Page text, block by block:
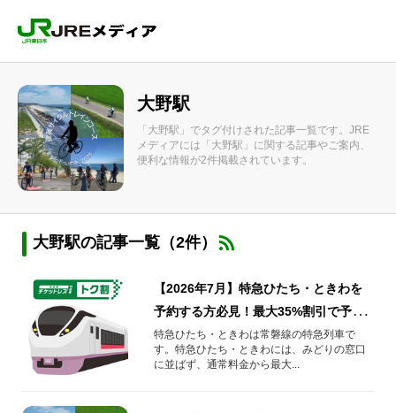
大野駅
「大野駅」でタグ付けされた記事一覧です。JRE
メディアには「大野駅」に関する記事やご案内、
便利な情報が2件掲載されています。
大野駅の記事一覧（2件）
【2026年7月】特急ひたち・ときわを
予約する方必見！最大35%割引で予約
する方法や知っておきたい情報を解
説！
特急ひたち・ときわは常磐線の特急列車で
す。特急ひたち・ときわには、みどりの窓口
に並ばず、通常料金から最大...